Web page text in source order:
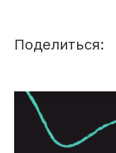
Поделиться: